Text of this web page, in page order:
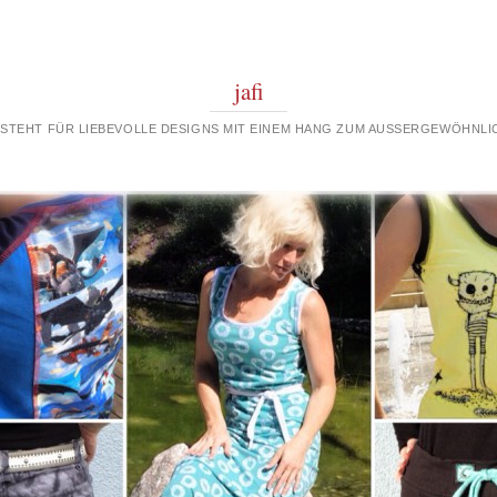
jafi
FÜR LIEBEVOLLE DESIGNS MIT EINEM HANG ZUM